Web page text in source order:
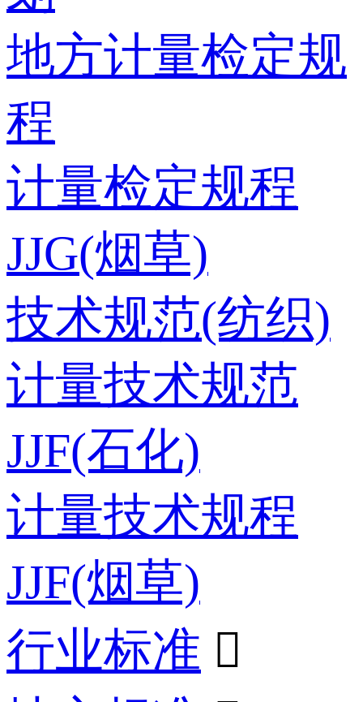
地方计量检定规
程
计量检定规程
JJG(烟草)
技术规范(纺织)
计量技术规范
JJF(石化)
计量技术规程
JJF(烟草)
行业标准 